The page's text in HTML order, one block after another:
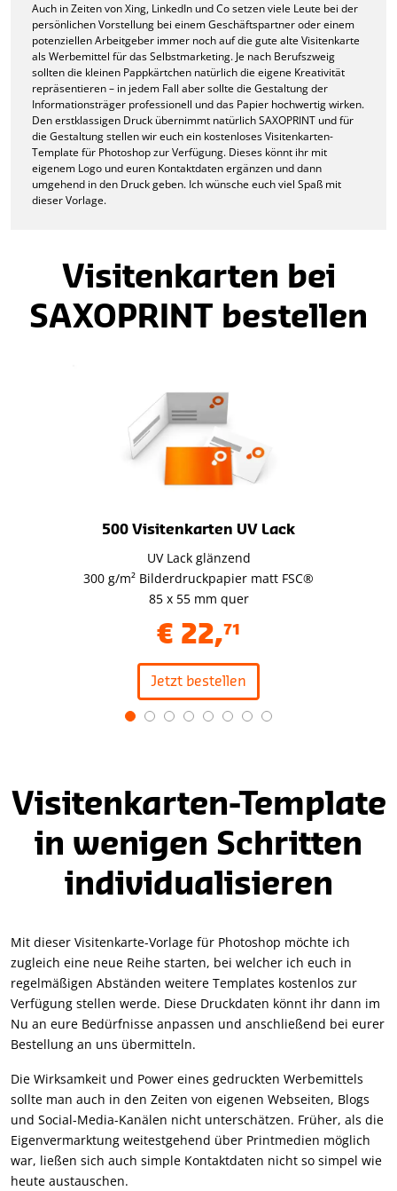
Auch in Zeiten von Xing, LinkedIn und Co setzen viele Leute bei der
persönlichen Vorstellung bei einem Geschäftspartner oder einem
potenziellen Arbeitgeber immer noch auf die gute alte Visitenkarte
als Werbemittel für das Selbstmarketing. Je nach Berufszweig
sollten die kleinen Pappkärtchen natürlich die eigene Kreativität
repräsentieren – in jedem Fall aber sollte die Gestaltung der
Informationsträger professionell und das Papier hochwertig wirken.
Den erstklassigen Druck übernimmt natürlich SAXOPRINT und für
die Gestaltung stellen wir euch ein kostenloses Visitenkarten-
Template für Photoshop zur Verfügung. Dieses könnt ihr mit
eigenem Logo und euren Kontaktdaten ergänzen und dann
umgehend in den Druck geben. Ich wünsche euch viel Spaß mit
dieser Vorlage.
Visitenkarten bei
SAXOPRINT bestellen
500 Visitenkarten UV Lack
UV Lack glänzend
300 g/m² Bilderdruckpapier matt FSC®
85 x 55 mm quer
€ 22,71
Jetzt bestellen
8Visitenkarten-Template
in wenigen Schritten
individualisieren
Mit dieser Visitenkarte-Vorlage für Photoshop möchte ich
zugleich eine neue Reihe starten, bei welcher ich euch in
regelmäßigen Abständen weitere Templates kostenlos zur
Verfügung stellen werde. Diese Druckdaten könnt ihr dann im
Nu an eure Bedürfnisse anpassen und anschließend bei eurer
Bestellung an uns übermitteln.
Die Wirksamkeit und Power eines gedruckten Werbemittels
sollte man auch in den Zeiten von eigenen Webseiten, Blogs
und Social-Media-Kanälen nicht unterschätzen. Früher, als die
Eigenvermarktung weitestgehend über Printmedien möglich
war, ließen sich auch simple Kontaktdaten nicht so simpel wie
heute austauschen.